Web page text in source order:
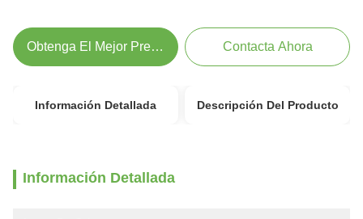
Obtenga El Mejor Precio Contacta Ahora
Información Detallada Descripción Del Producto
Información Detallada